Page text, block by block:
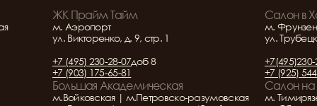
ЖК Прайм Тайм
м. Аэропорт
ул. Викторенко, д. 9, стр. 1
+7 (495) 230-28-07доб 8
+7 (903) 175-65-81
Салон в
м.
ул.
+7 (925)
Большая Академическая
м.Войковская | м.Петровско-разумовская
Салон на
м.